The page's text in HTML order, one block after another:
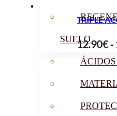
SUELO
TRIPLE
12.90€-